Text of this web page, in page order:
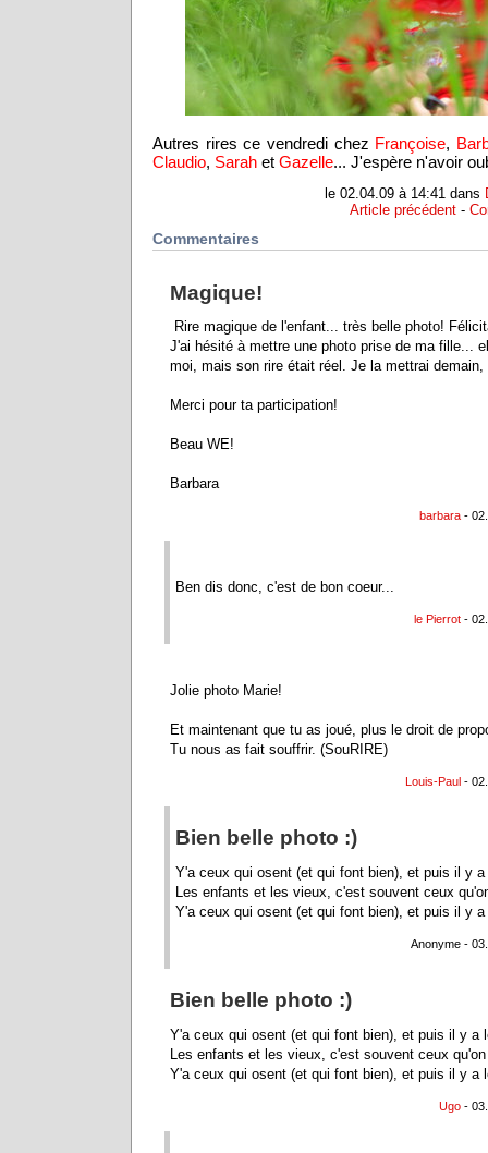
Autres rires ce vendredi chez Françoise,
Claudio, Sarah et Gazelle... J'espère n'avoir
le 02.04.09 à 14:41 dans
Article précédent -
Commentaires
Magique!
Rire magique de l'enfant... très belle photo!
J'ai hésité à mettre une photo prise de ma fille...
moi, mais son rire était réel. Je la mettrai
Merci pour ta participation!
Beau WE!
Barbara
barbara -
Ben dis donc, c'est de bon coeur...
le Pierrot -
Jolie photo Marie!
Et maintenant que tu as joué, plus le droit de
Tu nous as fait souffrir. (SouRIRE)
Louis-Paul -
Bien belle photo :)
Y'a ceux qui osent (et qui font bien), et puis il y
Les enfants et les vieux, c'est souvent ceux
Y'a ceux qui osent (et qui font bien), et puis il y
Anonyme -
Bien belle photo :)
Y'a ceux qui osent (et qui font bien), et puis il y a
Les enfants et les vieux, c'est souvent ceux
Y'a ceux qui osent (et qui font bien), et puis il y a
Ugo -